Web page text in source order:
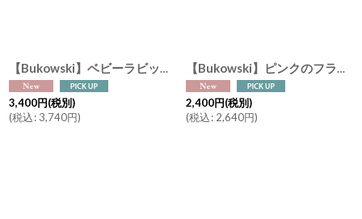
【Bukowski】ベビーラビット カニニ Kanini 15cm スウェーデンのぬいぐるみ うさぎ ソフトトイ ブコウスキー 誕生日
3,400円(税別)
(税込: 3,740円)
【Bukowski】ピンクのフラミンゴ フィービー Pheobe 20cm バッグチャーム スウェーデンのぬいぐるみ ブコウスキー キーホルダー アクセサリー 誕生日
2,400円(税別)
(税込: 2,640円)